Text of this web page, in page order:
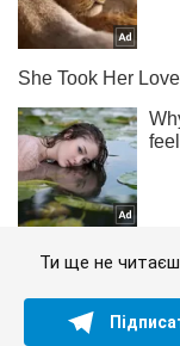
Ти ще не